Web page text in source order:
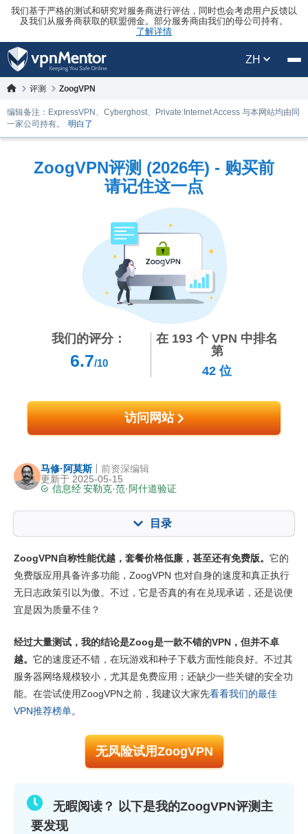
我们基于严格的测试和研究对服务商进行评估，同时也会考虑用户反馈以
及我们从服务商获取的联盟佣金。部分服务商由我们的母公司持有。
了解详情
ZH
评测 ZoogVPN
编辑备注：ExpressVPN、Cyberghost、Private Internet Access 与本网站均由同
一家公司持有。
明白了
ZoogVPN评测 (2026年) - 购买前
请记住这一点
我们的评分：
6.7/10
在 193 个 VPN 中排名
第
42位
访问网站
马修·阿莫斯
更新于 2025-05-15
信息经 安勒克·范·阿什道验证
前资深编辑
目录
核心功能 6.6
看在线视频 5.7
玩游戏 8.0
服务器网络 4.0
安全性 6.0
隐私
7.5
安装与应用程序
可靠度与客服支持 8.0
ZoogVPN自称性能优越，套餐价格低廉，甚至还有免费版。 它的
免费版应用具备许多功能，ZoogVPN 也对自身的速度和真正执行
无日志政策引以为傲。不过，它是否真的有在兑现承诺，还是说便
宜是因为质量不佳？
经过大量测试，我的结论是Zoog是一款不错的VPN，但并不卓
越。 它的速度还不错，在玩游戏和种子下载方面性能良好。不过其
服务器网络规模较小，尤其是免费应用；还缺少一些关键的安全功
能。在尝试使用ZoogVPN之前，我建议大家先看看我们的最佳
VPN推荐榜单。
无风险试用ZoogVPN
无暇阅读？ 以下是我的ZoogVPN评测主
要发现